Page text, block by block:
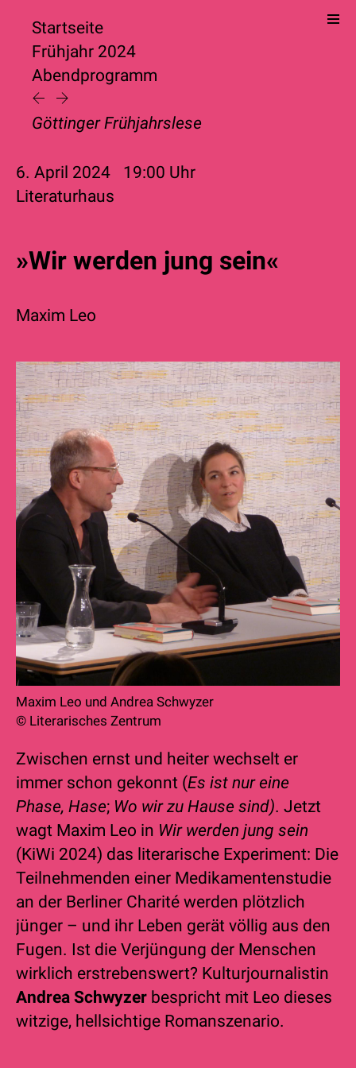
Startseite
Frühjahr 2024
Abendprogramm
Göttinger Frühjahrslese
6. April 2024 19:00 Uhr
Literaturhaus
»Wir werden jung sein«
Maxim Leo
Maxim Leo und Andrea Schwyzer
© Literarisches Zentrum
Zwischen ernst und heiter wechselt er
immer schon gekonnt (Es ist nur eine
Phase, Hase; Wo wir zu Hause sind). Jetzt
wagt Maxim Leo in Wir werden jung sein
(KiWi 2024) das literarische Experiment: Die
Teilnehmenden einer Medikamentenstudie
an der Berliner Charité werden plötzlich
jünger – und ihr Leben gerät völlig aus den
Fugen. Ist die Verjüngung der Menschen
wirklich erstrebenswert? Kulturjournalistin
Andrea Schwyzer bespricht mit Leo dieses
witzige, hellsichtige Romanszenario.